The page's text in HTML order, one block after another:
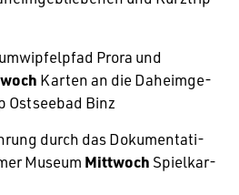
Prora und
Karten an die Daheim­ge­
Ostseebad Binz
durch das Doku­men­ta­ti­
Museum Mitt­woch Spiel­kar­